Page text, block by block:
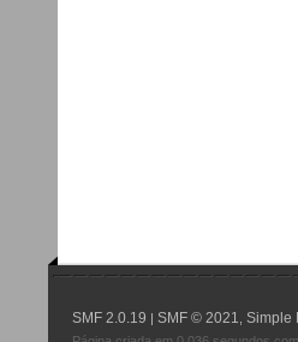
SMF 2.0.19 |SMF © 2021 ,Simple